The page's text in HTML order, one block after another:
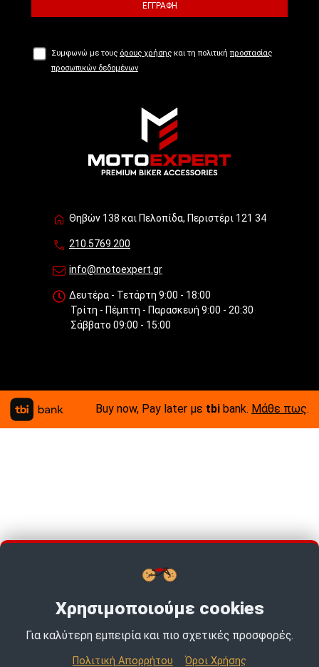
ΕΓΓΡΑΦΉ
Συμφωνώ με τους όρους χρήσης και τη πολιτική προστασίας
προσωπικών δεδομένων
Θηβών 138 και Πελοπίδα, Περιστέρι 121 34
210.5769.200
info@motoexpert.gr
Δευτέρα - Τετάρτη 9:00 - 18:00
Τρίτη - Πέμπτη - Παρασκευή 9:00 - 20:30
Σάββατο 09:00 - 15:00
Buy now, Pay later με tbi bank. Μάθε πως.
Χρησιμοποιούμε cookies
Για καλύτερη εμπειρία και πιο σχετικές προσφορές.
Πολιτική Απορρήτου Όροι Χρήσης